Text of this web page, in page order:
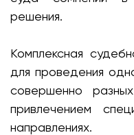
решения.
Комплексная
для проведения
совершенно
привлечением
направлениях.